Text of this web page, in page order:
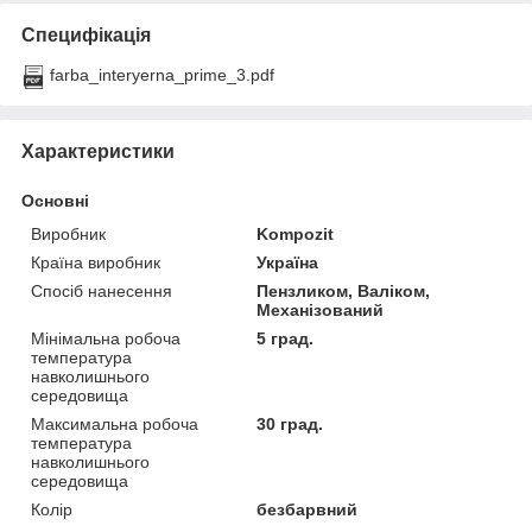
Специфікація
farba_interyerna_prime_3.pdf
Характеристики
Основні
Виробник
Kompozit
Країна виробник
Україна
Спосіб нанесення
Пензликом, Валіком,
Механізований
Мінімальна робоча
температура
навколишнього
середовища
5 град.
Максимальна робоча
температура
навколишнього
середовища
30 град.
Колір
безбарвний